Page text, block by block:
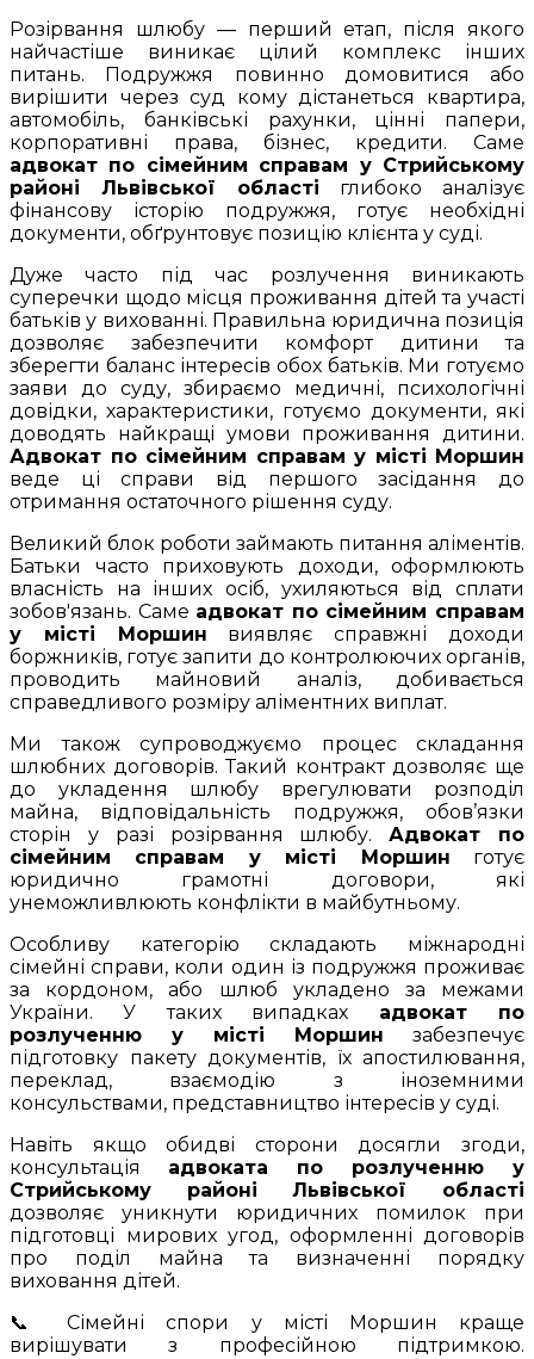
Розірвання шлюбу — перший етап, після якого
найчастіше виникає цілий комплекс інших
питань. Подружжя повинно домовитися або
вирішити через суд кому дістанеться квартира,
автомобіль, банківські рахунки, цінні папери,
корпоративні права, бізнес, кредити. Саме
адвокат по сімейним справам у Стрийському
районі Львівської області глибоко аналізує
фінансову історію подружжя, готує необхідні
документи, обґрунтовує позицію клієнта у суді.
Дуже часто під час розлучення виникають
суперечки щодо місця проживання дітей та участі
батьків у вихованні. Правильна юридична позиція
дозволяє забезпечити комфорт дитини та
зберегти баланс інтересів обох батьків. Ми готуємо
заяви до суду, збираємо медичні, психологічні
довідки, характеристики, готуємо документи, які
доводять найкращі умови проживання дитини.
Адвокат по сімейним справам у місті Моршин
веде ці справи від першого засідання до
отримання остаточного рішення суду.
Великий блок роботи займають питання аліментів.
Батьки часто приховують доходи, оформлюють
власність на інших осіб, ухиляються від сплати
зобов'язань. Саме адвокат по сімейним справам
у місті Моршин виявляє справжні доходи
боржників, готує запити до контролюючих органів,
проводить майновий аналіз, добивається
справедливого розміру аліментних виплат.
Ми також супроводжуємо процес складання
шлюбних договорів. Такий контракт дозволяє ще
до укладення шлюбу врегулювати розподіл
майна, відповідальність подружжя, обов’язки
сторін у разі розірвання шлюбу.Адвокат по
сімейним справам у місті Моршин готує
юридично грамотні договори, які
унеможливлюють конфлікти в майбутньому.
Особливу категорію складають міжнародні
сімейні справи, коли один із подружжя проживає
за кордоном, або шлюб укладено за межами
України. У таких випадках адвокат по
розлученню у місті Моршин забезпечує
підготовку пакету документів, їх апостилювання,
переклад, взаємодію з іноземними
консульствами, представництво інтересів у суді.
Навіть якщо обидві сторони досягли згоди,
консультація адвоката по розлученню у
Стрийському районі Львівської області
дозволяє уникнути юридичних помилок при
підготовці мирових угод, оформленні договорів
про поділ майна та визначенні порядку
виховання дітей.
📞 Сімейні спори у місті Моршин краще
вирішувати з професійною підтримкою.